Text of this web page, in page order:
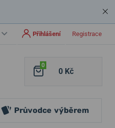
Přihlášení Registrace
0
0 Kč
Průvodce výběrem